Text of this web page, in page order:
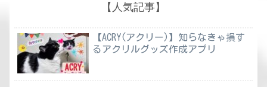
【人気記事】
【ACRY(アクリー)】知らなきゃ損す
るアクリルグッズ作成アプリ